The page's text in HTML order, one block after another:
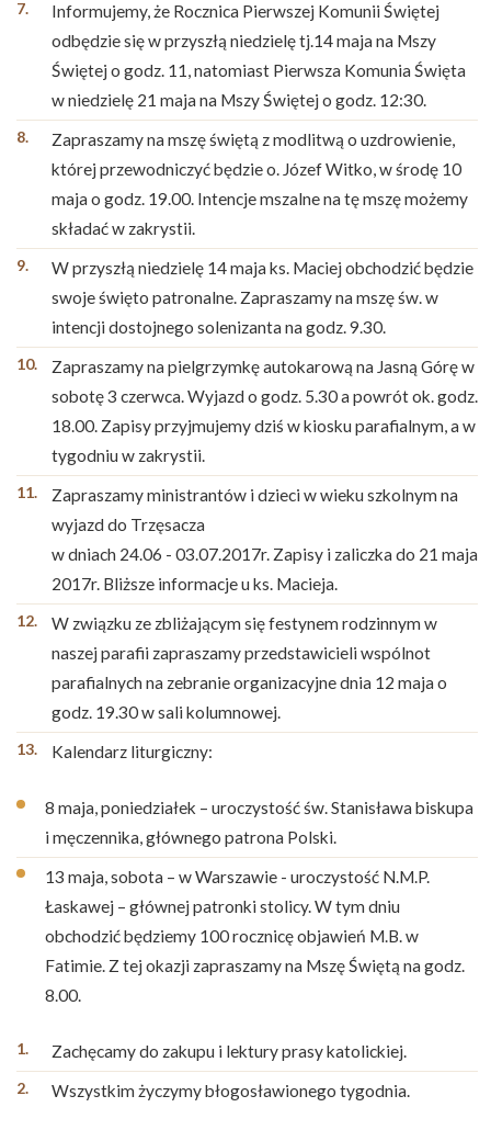
Informujemy, że Rocznica Pierwszej Komunii Świętej
odbędzie się w przyszłą niedzielę tj.14 maja na Mszy
Świętej o godz. 11, natomiast Pierwsza Komunia Święta
w niedzielę 21 maja na Mszy Świętej o godz. 12:30.
Zapraszamy na mszę świętą z modlitwą o uzdrowienie,
której przewodniczyć będzie o. Józef Witko, w środę 10
maja o godz. 19.00. Intencje mszalne na tę mszę możemy
składać w zakrystii.
W przyszłą niedzielę 14 maja ks. Maciej obchodzić będzie
swoje święto patronalne. Zapraszamy na mszę św. w
intencji dostojnego solenizanta na godz. 9.30.
Zapraszamy na pielgrzymkę autokarową na Jasną Górę w
sobotę 3 czerwca. Wyjazd o godz. 5.30 a powrót ok. godz.
18.00. Zapisy przyjmujemy dziś w kiosku parafialnym, a w
tygodniu w zakrystii.
Zapraszamy ministrantów i dzieci w wieku szkolnym na
wyjazd do Trzęsacza
w dniach 24.06 - 03.07.2017r. Zapisy i zaliczka do 21 maja
2017r. Bliższe informacje u ks. Macieja.
W związku ze zbliżającym się festynem rodzinnym w
naszej parafii zapraszamy przedstawicieli wspólnot
parafialnych na zebranie organizacyjne dnia 12 maja o
godz. 19.30 w sali kolumnowej.
Kalendarz liturgiczny:
8 maja, poniedziałek – uroczystość św. Stanisława biskupa
i męczennika, głównego patrona Polski.
13 maja, sobota – w Warszawie - uroczystość N.M.P.
Łaskawej – głównej patronki stolicy. W tym dniu
obchodzić będziemy 100 rocznicę objawień M.B. w
Fatimie. Z tej okazji zapraszamy na Mszę Świętą na godz.
8.00.
Zachęcamy do zakupu i lektury prasy katolickiej.
Wszystkim życzymy błogosławionego tygodnia.